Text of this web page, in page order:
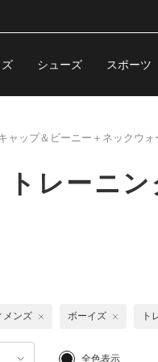
シューズ スポーツ
ャップ＆ビーニー＋ネックウォ
レーニ
全色表示
メンズ ボーイズ ト